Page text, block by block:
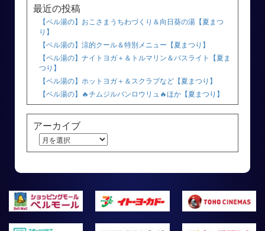
最近の投稿
【ベル湯の】おこさまうちわづくり＆向日葵の湯【夏まつ
り】
【ベル湯の】涼的クール＆特別メニュー【夏まつり】
【ベル湯の】ナイトヨガ＋＆トルマリン＆バスライト【夏ま
つり】
【ベル湯の】ホットヨガ＋＆スクラブなど【夏まつり】
【ベル湯の】🔥チムジルバンロウリュ🔥ほか【夏まつり】
アーカイブ